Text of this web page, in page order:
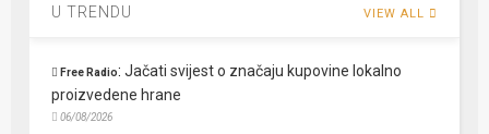
U TRENDU VIEW ALL
Free Radio:Jačati svijest o značaju kupovine lokalno
proizvedene hrane
06/08/2026